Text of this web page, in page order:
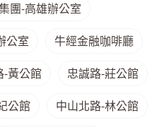
團-高雄辦公室
公室 牛經金融咖啡廳
-黃公館 忠誠路-莊公館
公館 中山北路-林公館